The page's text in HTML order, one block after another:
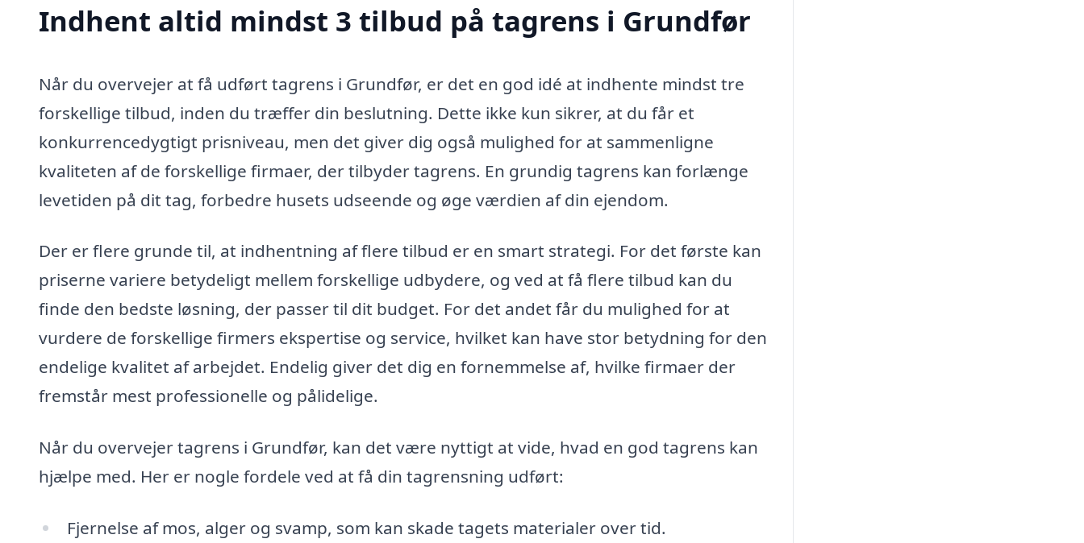
Indhent altid mindst 3 tilbud på tagrens i Grundfør
Når du overvejer at få udført tagrens i Grundfør, er det en god idé at indhente mindst tre
forskellige tilbud, inden du træffer din beslutning. Dette ikke kun sikrer, at du får et
konkurrencedygtigt prisniveau, men det giver dig også mulighed for at sammenligne
kvaliteten af de forskellige firmaer, der tilbyder tagrens. En grundig tagrens kan forlænge
levetiden på dit tag, forbedre husets udseende og øge værdien af din ejendom.
Der er flere grunde til, at indhentning af flere tilbud er en smart strategi. For det første kan
priserne variere betydeligt mellem forskellige udbydere, og ved at få flere tilbud kan du
finde den bedste løsning, der passer til dit budget. For det andet får du mulighed for at
vurdere de forskellige firmers ekspertise og service, hvilket kan have stor betydning for den
endelige kvalitet af arbejdet. Endelig giver det dig en fornemmelse af, hvilke firmaer der
fremstår mest professionelle og pålidelige.
Når du overvejer tagrens i Grundfør, kan det være nyttigt at vide, hvad en god tagrens kan
hjælpe med. Her er nogle fordele ved at få din tagrensning udført:
Fjernelse af mos, alger og svamp, som kan skade tagets materialer over tid.